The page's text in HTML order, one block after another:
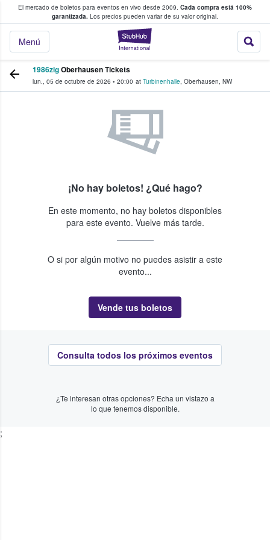
El mercado de boletos para eventos en vivo desde 2009. Cada compra está 100%
garantizada. Los precios pueden variar de su valor original.
StubHub: donde
Menú
fans compran y venden boletos
1986zigOberhausen Tickets
lun., 05 de octubre de 2026 • 20:00 at Turbinenhalle, Oberhausen, NW
¡No hay boletos! ¿Qué hago?
En este momento, no hay boletos disponibles
para este evento. Vuelve más tarde.
O si por algún motivo no puedes asistir a este
evento...
Vende tus boletos
Consulta todos los próximos eventos
¿Te interesan otras opciones? Echa un vistazo a
lo que tenemos disponible.
;